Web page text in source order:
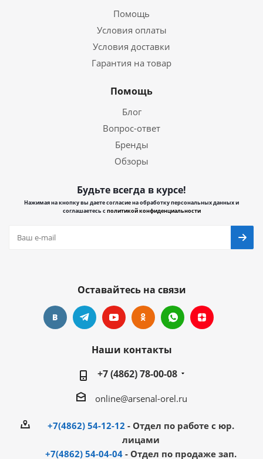
Помощь
Условия оплаты
Условия доставки
Гарантия на товар
Помощь
Блог
Вопрос-ответ
Бренды
Обзоры
Будьте всегда в курсе!
Нажимая на кнопку вы даете согласие на обработку персональных данных и
соглашаетесь сполитикой конфиденциальности
Оставайтесь на связи
Наши контакты
+7 (4862) 78-00-08
online@arsenal-orel.ru
+7(4862) 54-12-12 - Отдел по работе с юр.
лицами
+7(4862) 54-04-04 - Отдел по продаже зап.